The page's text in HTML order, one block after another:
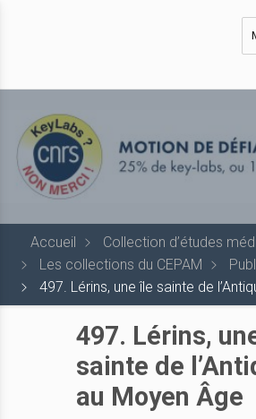
Accueil
Collection d’études
Les collections du CEPAM
497. Lérins, une île sainte de
497. Lérins,
sainte de
au Moyen Âge